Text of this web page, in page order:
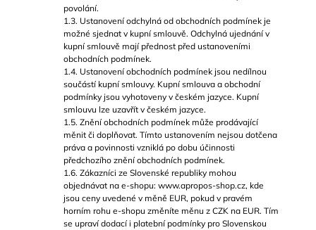
povolání.
1.3. Ustanovení odchylná od obchodních podmínek je
možné sjednat v kupní smlouvě. Odchylná ujednání v
kupní smlouvě mají přednost před ustanoveními
obchodních podmínek.
1.4. Ustanovení obchodních podmínek jsou nedílnou
součástí kupní smlouvy. Kupní smlouva a obchodní
podmínky jsou vyhotoveny v českém jazyce. Kupní
smlouvu lze uzavřít v českém jazyce.
1.5. Znění obchodních podmínek může prodávající
měnit či doplňovat. Tímto ustanovením nejsou dotčena
práva a povinnosti vzniklá po dobu účinnosti
předchozího znění obchodních podmínek.
1.6. Zákazníci ze Slovenské republiky mohou
objednávat na e-shopu: www.apropos-shop.cz, kde
jsou ceny uvedené v měně EUR, pokud v pravém
horním rohu e-shopu změníte měnu z CZK na EUR. Tím
se upraví dodací i platební podmínky pro Slovenskou